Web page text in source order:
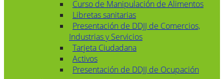
Curso de Manipulación de Alimentos
Libretas sanitarias
Presentación de DDJJ de Comercios,
Industrias y Servicios
Tarjeta Ciudadana
Activos
Presentación de DDJJ de Ocupación